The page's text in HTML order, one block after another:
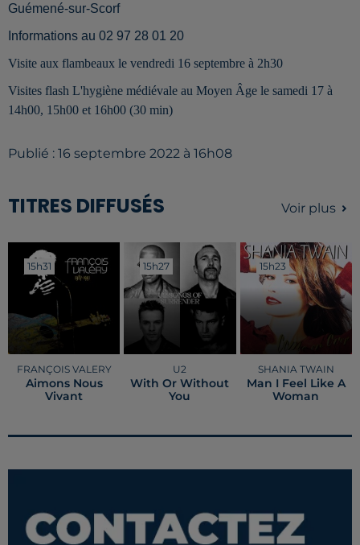
Guémené-sur-Scorf
Informations au 02 97 28 01 20
Visite aux flambeaux le vendredi 16 septembre à 2h30
Visites flash L'hygiène médiévale au Moyen Âge le samedi 17 à
14h00, 15h00 et 16h00 (30 min)
Publié : 16 septembre 2022 à 16h08
TITRES DIFFUSÉS Voir plus
15h31
15h31
FRANÇOIS VALERY
Aimons Nous
Vivant
15h27
15h27
U2
With Or Without
You
15h23
15h23
SHANIA TWAIN
Man I Feel Like A
Woman